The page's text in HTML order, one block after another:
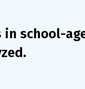
school-